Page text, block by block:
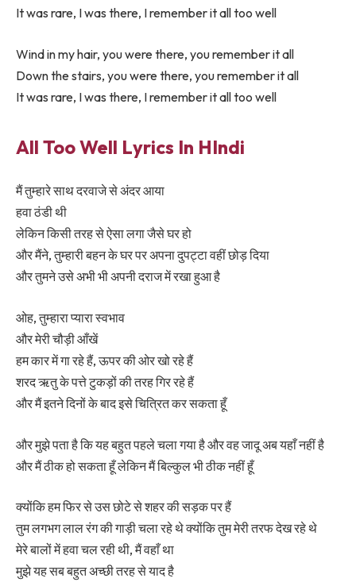
It was rare, I was there, I remember it all too well
Wind in my hair, you were there, you remember it all
Down the stairs, you were there, you remember it all
It was rare, I was there, I remember it all too well
All Too Well Lyrics In HIndi
मैं तुम्हारे साथ दरवाजे से अंदर आया
हवा ठंडी थी
लेकिन किसी तरह से ऐसा लगा जैसे घर हो
और मैंने, तुम्हारी बहन के घर पर अपना दुपट्टा वहीं छोड़ दिया
और तुमने उसे अभी भी अपनी दराज में रखा हुआ है
ओह, तुम्हारा प्यारा स्वभाव
और मेरी चौड़ी आँखें
हम कार में गा रहे हैं, ऊपर की ओर खो रहे हैं
शरद ऋतु के पत्ते टुकड़ों की तरह गिर रहे हैं
और मैं इतने दिनों के बाद इसे चित्रित कर सकता हूँ
और मुझे पता है कि यह बहुत पहले चला गया है और वह जादू अब यहाँ नहीं है
और मैं ठीक हो सकता हूँ लेकिन मैं बिल्कुल भी ठीक नहीं हूँ
क्योंकि हम फिर से उस छोटे से शहर की सड़क पर हैं
तुम लगभग लाल रंग की गाड़ी चला रहे थे क्योंकि तुम मेरी तरफ देख रहे थे
मेरे बालों में हवा चल रही थी, मैं वहाँ था
मुझे यह सब बहुत अच्छी तरह से याद है